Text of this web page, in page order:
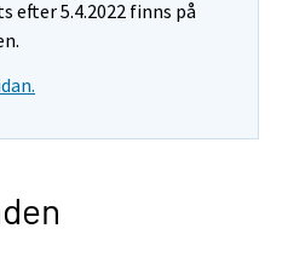
efter 5.4.2022 finns på